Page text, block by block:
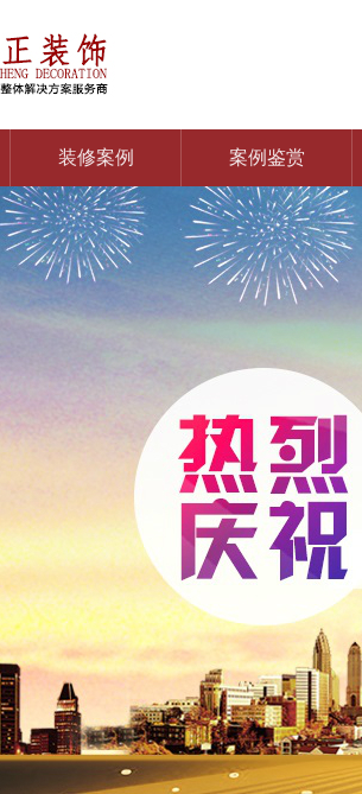
装修案例 案例鉴赏